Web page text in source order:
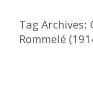
Tag Archives:
Rommelé